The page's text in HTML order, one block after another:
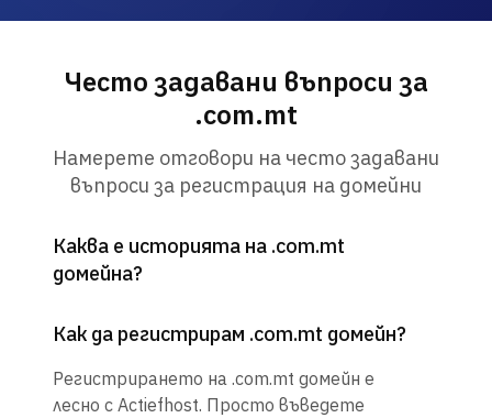
Често задавани въпроси за
.com.mt
Намерете отговори на често задавани
въпроси за регистрация на домейни
Каква е историята на .com.mt
домейна?
Как да регистрирам .com.mt домейн?
Регистрирането на .com.mt домейн е
лесно с Actiefhost. Просто въведете